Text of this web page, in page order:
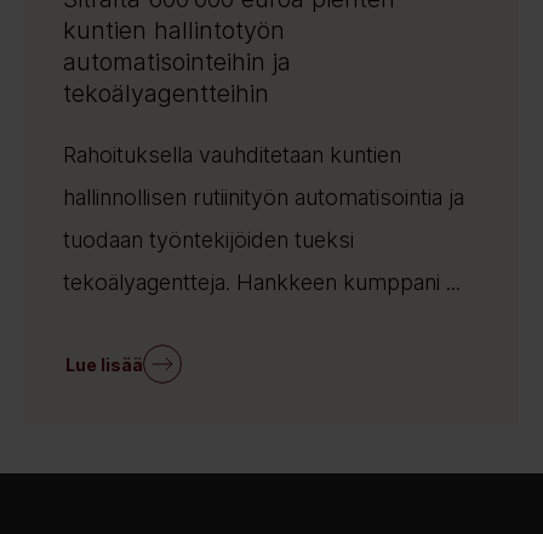
kuntien hallintotyön
automatisointeihin ja
tekoälyagentteihin
Rahoituksella vauhditetaan kuntien
hallinnollisen rutiinityön automatisointia ja
tuodaan työntekijöiden tueksi
tekoälyagentteja. Hankkeen kumppani ...
Lue lisää